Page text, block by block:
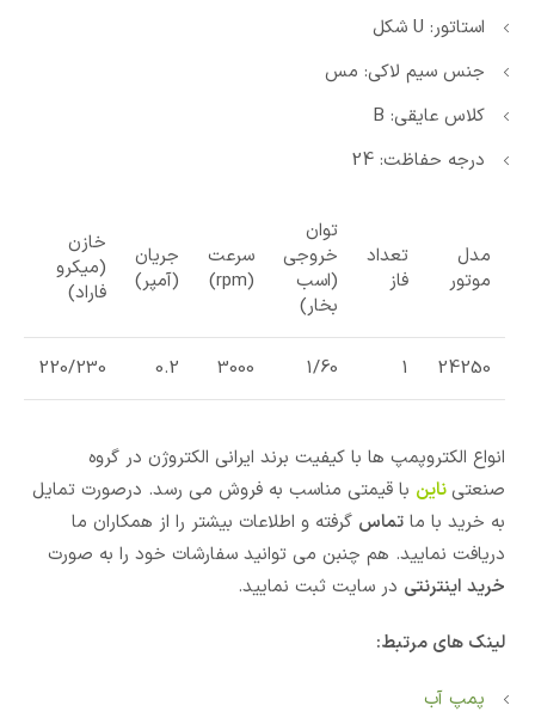
استاتور: U شکل
جنس سیم لاکی: مس
کلاس عایقی: B
درجه حفاظت: 24
مدل
موتور
تعداد
فاز
توان
خروجی
(اسب
بخار)
سرعت
(rpm)
جریان
(آمپر)
خازن
(میکرو
فاراد)
24250
1
1/60
3000
0.2
220/230
انواع الکتروپمپ ها با کیفیت برند ایرانی الکتروژن در گروه
صنعتی ناین با قیمتی مناسب به فروش می رسد. درصورت تمایل
به خرید با ما تماس گرفته و اطلاعات بیشتر را از همکاران ما
دریافت نمایید. هم چنبن می توانید سفارشات خود را به صورت
خرید اینترنتی در سایت ثبت نمایید.
لینک های مرتبط:
پمپ آب